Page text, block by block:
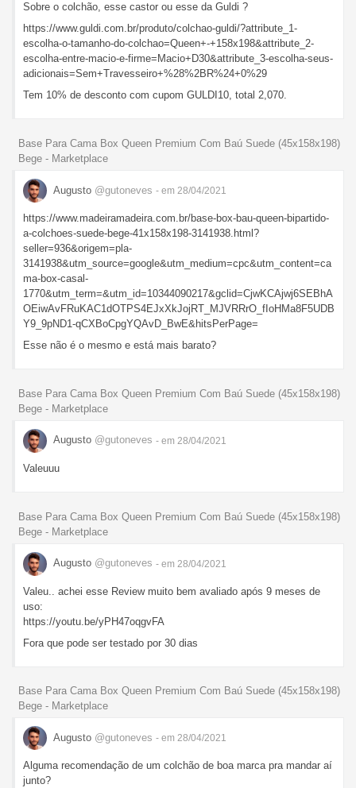
Sobre o colchão, esse castor ou esse da Guldi ?
https://www.guldi.com.br/produto/colchao-guldi/?attribute_1-
escolha-o-tamanho-do-colchao=Queen+-+158x198&attribute_2-
escolha-entre-macio-e-firme=Macio+D30&attribute_3-escolha-seus-
adicionais=Sem+Travesseiro+%28%2BR%24+0%29
Tem 10% de desconto com cupom GULDI10, total 2,070.
Base Para Cama Box Queen Premium Com Baú Suede (45x158x198)
Bege - Marketplace
Augusto @gutoneves - em 28/04/2021
https://www.madeiramadeira.com.br/base-box-bau-queen-bipartido-
a-colchoes-suede-bege-41x158x198-3141938.html?
seller=936&origem=pla-
3141938&utm_source=google&utm_medium=cpc&utm_content=ca
ma-box-casal-
1770&utm_term=&utm_id=10344090217&gclid=CjwKCAjwj6SEBhA
OEiwAvFRuKAC1dOTPS4EJxXkJojRT_MJVRRrO_fIoHMa8F5UDB
Y9_9pND1-qCXBoCpgYQAvD_BwE&hitsPerPage=
Esse não é o mesmo e está mais barato?
Base Para Cama Box Queen Premium Com Baú Suede (45x158x198)
Bege - Marketplace
Augusto @gutoneves - em 28/04/2021
Valeuuu
Base Para Cama Box Queen Premium Com Baú Suede (45x158x198)
Bege - Marketplace
Augusto @gutoneves - em 28/04/2021
Valeu.. achei esse Review muito bem avaliado após 9 meses de
uso:
https://youtu.be/yPH47oqgvFA
Fora que pode ser testado por 30 dias
Base Para Cama Box Queen Premium Com Baú Suede (45x158x198)
Bege - Marketplace
Augusto @gutoneves - em 28/04/2021
Alguma recomendação de um colchão de boa marca pra mandar aí
junto?